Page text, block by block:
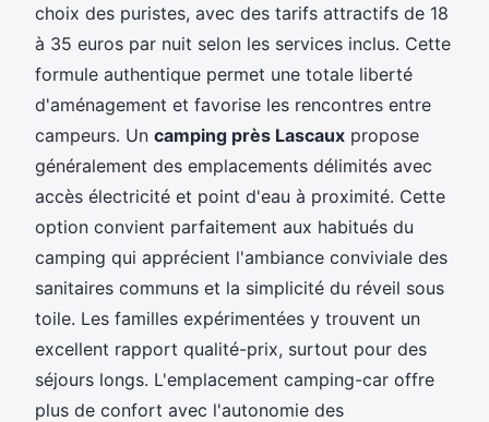
choix des puristes, avec des tarifs attractifs de 18
à 35 euros par nuit selon les services inclus. Cette
formule authentique permet une totale liberté
d'aménagement et favorise les rencontres entre
campeurs. Un camping près Lascaux propose
généralement des emplacements délimités avec
accès électricité et point d'eau à proximité. Cette
option convient parfaitement aux habitués du
camping qui apprécient l'ambiance conviviale des
sanitaires communs et la simplicité du réveil sous
toile. Les familles expérimentées y trouvent un
excellent rapport qualité-prix, surtout pour des
séjours longs. L'emplacement camping-car offre
plus de confort avec l'autonomie des